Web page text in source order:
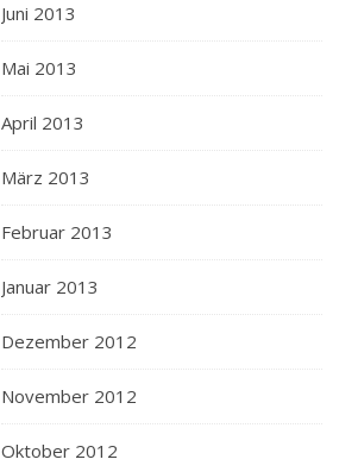
Juni 2013
Mai 2013
April 2013
März 2013
Februar 2013
Januar 2013
Dezember 2012
November 2012
Oktober 2012